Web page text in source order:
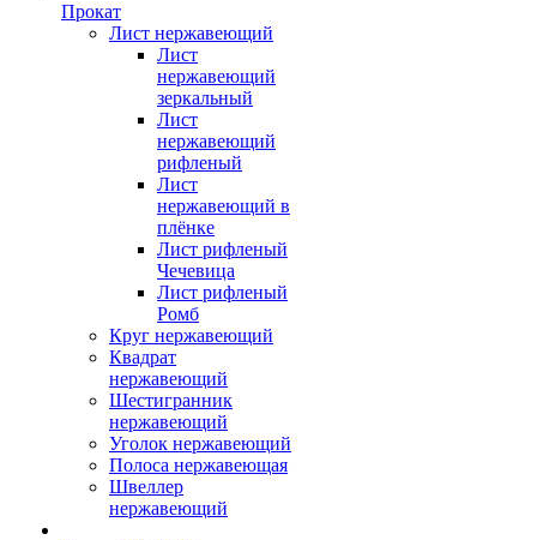
Прокат
Лист нержавеющий
Лист
нержавеющий
зеркальный
Лист
нержавеющий
рифленый
Лист
нержавеющий в
плёнке
Лист рифленый
Чечевица
Лист рифленый
Ромб
Круг нержавеющий
Квадрат
нержавеющий
Шестигранник
нержавеющий
Уголок нержавеющий
Полоса нержавеющая
Швеллер
нержавеющий